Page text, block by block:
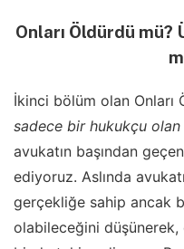
Onları Öldürdü mü?
İkinci bölüm olan Onları
sadece bir hukukçu olan
avukatın başından
ediyoruz. Aslında
gerçekliğe sahip ancak
olabileceğini düşünerek,